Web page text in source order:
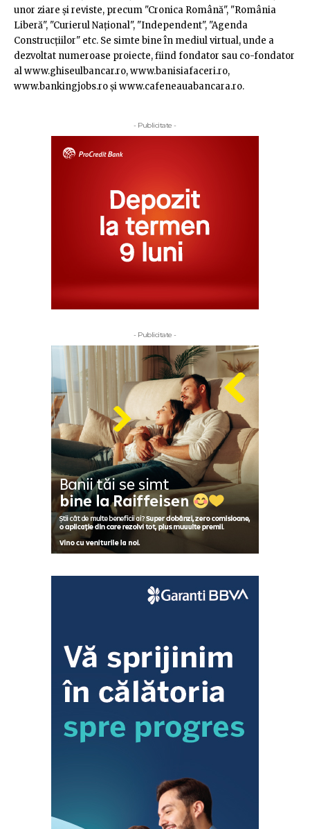
unor ziare şi reviste, precum "Cronica Română", "România
Liberă", "Curierul Naţional", "Independent", "Agenda
Construcţiilor" etc. Se simte bine în mediul virtual, unde a
dezvoltat numeroase proiecte, fiind fondator sau co-fondator
al www.ghiseulbancar.ro, www.banisiafaceri.ro,
www.bankingjobs.ro şi www.cafeneauabancara.ro.
- Publicitate -
- Publicitate -